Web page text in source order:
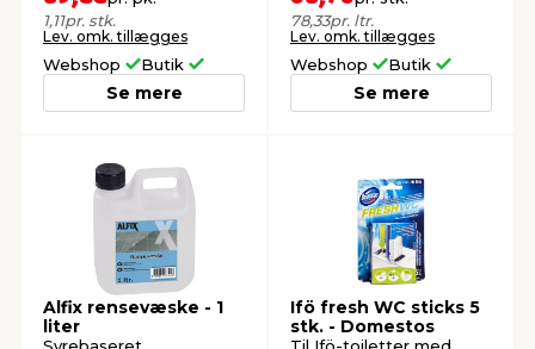
1,11pr. stk.
Lev. omk. tillægges
Webshop Butik
Se mere
78,33pr. ltr.
Lev. omk. tillægges
Webshop Butik
Se mere
Alfix rensevæske - 1
liter
Ifö fresh WC sticks 5
stk. - Domestos